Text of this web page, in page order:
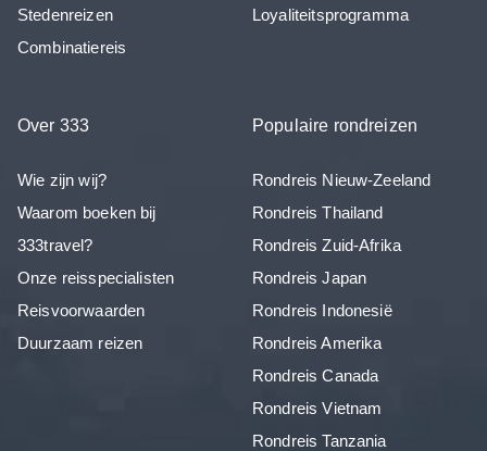
Stedenreizen
Combinatiereis
Loyaliteitsprogramma
Over 333
Wie zijn wij?
Waarom boeken bij
333travel?
Onze reisspecialisten
Reisvoorwaarden
Duurzaam reizen
Populaire rondreizen
Rondreis Nieuw-Zeeland
Rondreis Thailand
Rondreis Zuid-Afrika
Rondreis Japan
Rondreis Indonesië
Rondreis Amerika
Rondreis Canada
Rondreis Vietnam
Rondreis Tanzania